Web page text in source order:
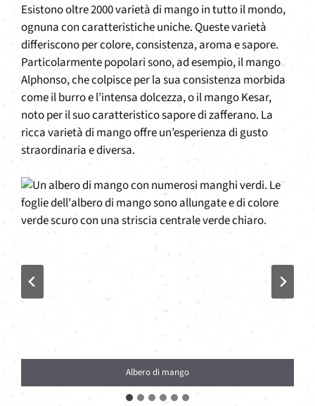
Esistono oltre 2000 varietà di mango in tutto il mondo,
ognuna con caratteristiche uniche. Queste varietà
differiscono per colore, consistenza, aroma e sapore.
Particolarmente popolari sono, ad esempio, il mango
Alphonso, che colpisce per la sua consistenza morbida
come il burro e l’intensa dolcezza, o il mango Kesar,
noto per il suo caratteristico sapore di zafferano. La
ricca varietà di mango offre un’esperienza di gusto
straordinaria e diversa.
Albero di mango